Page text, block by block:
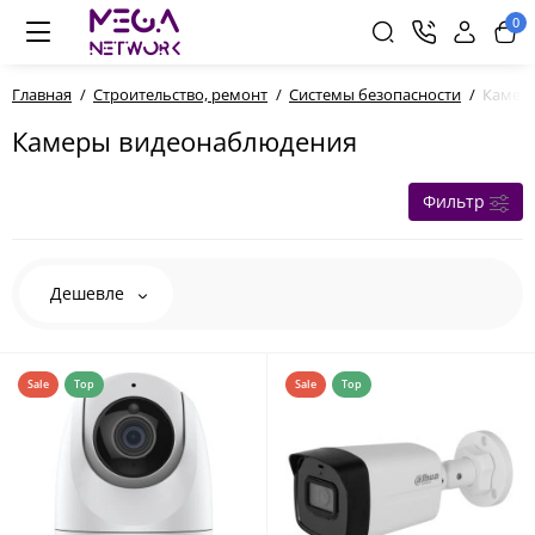
0
Главная Строительство, ремонт Системы безопасности
Камеры видеонаблюдения
Фильтр
Дешевле
Sale Top Sale Top